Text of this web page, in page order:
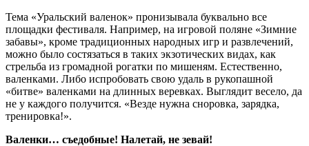
Тема «Уральский валенок» пронизывала буквально все
площадки фестиваля. Например, на игровой поляне «Зимние
забавы», кроме традиционных народных игр и развлечений,
можно было состязаться в таких экзотических видах, как
стрельба из громадной рогатки по мишеням. Естественно,
валенками. Либо испробовать свою удаль в рукопашной
«битве» валенками на длинных веревках. Выглядит весело, да
не у каждого получится. «Везде нужна сноровка, зарядка,
тренировка!».
Валенки… съедобные! Налетай, не зевай!